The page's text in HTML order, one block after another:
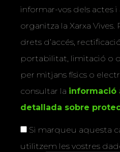
informar-vos dels actes
organitza la Xarxa
drets d’accés,
portabilitat, limitació o
per mitjans físics o
consultar la informació
detallada sobre
Si marqueu aquesta
utilitzem les vostres